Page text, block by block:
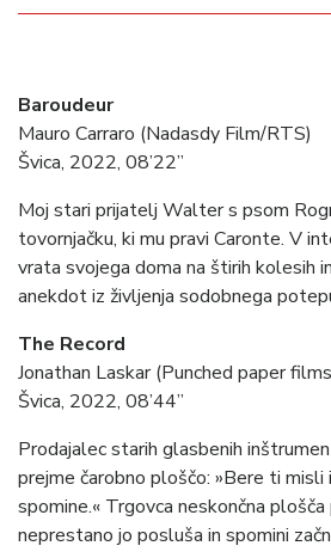
Baroudeur
Mauro Carraro (Nadasdy Film/RTS)
Švica, 2022, 08’22”
Moj stari prijatelj Walter s psom
tovornjačku, ki mu pravi Caronte. V
vrata svojega doma na štirih kolesih
anekdot iz življenja sodobnega
The Record
Jonathan Laskar (Punched paper
Švica, 2022, 08’44”
Prodajalec starih glasbenih
prejme čarobno ploščo: »Bere ti
spomine.« Trgovca neskončna
neprestano jo posluša in spomini